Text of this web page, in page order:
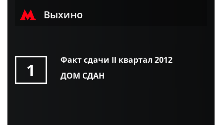
Выхино
1
Факт сдачи II квартал 2012
ДОМ СДАН